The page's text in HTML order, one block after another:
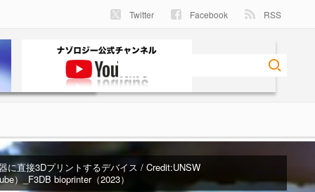
Twitter Facebook RSS
に直接3Dプリントするデバイス / Credit:UNSW
）_F3DB bioprinter（2023）